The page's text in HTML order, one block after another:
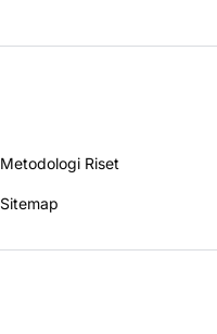
Metodologi Riset
Sitemap